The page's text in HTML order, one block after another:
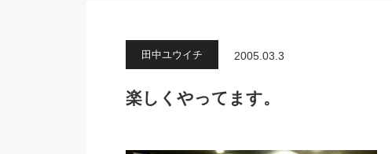
田中ユウイチ 2005.03.3
楽しくやってます。